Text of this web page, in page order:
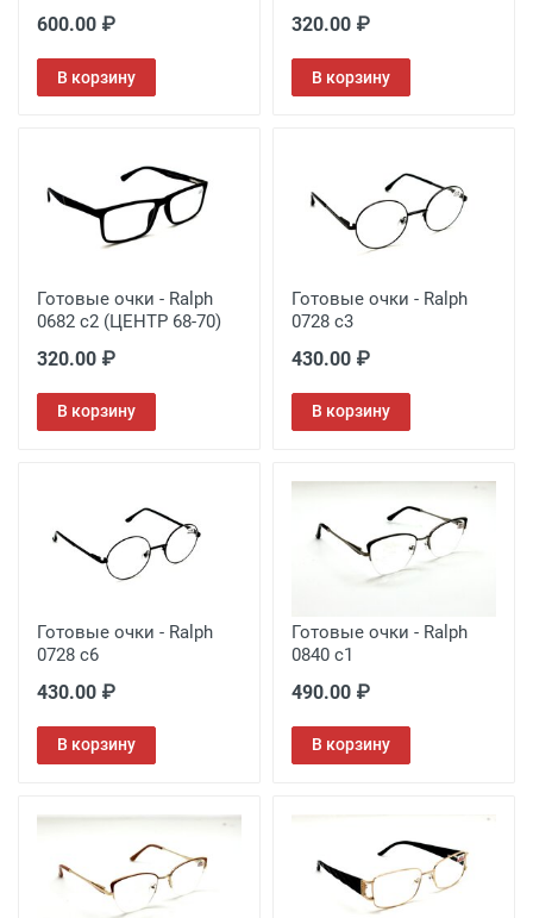
600.00 ₽
В корзину
320.00 ₽
В корзину
Готовые очки - Ralph
0682 c2 (ЦЕНТР 68-70)
320.00 ₽
В корзину
Готовые очки - Ralph
0728 c3
430.00 ₽
В корзину
Готовые очки - Ralph
0728 c6
430.00 ₽
В корзину
Готовые очки - Ralph
0840 c1
490.00 ₽
В корзину